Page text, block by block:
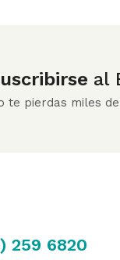
al
te pierdas miles
259 6820